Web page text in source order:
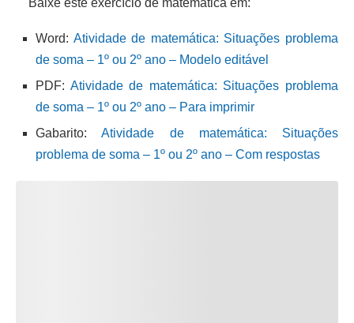
Word: Atividade de matemática: Situações problema
de soma – 1º ou 2º ano – Modelo editável
PDF: Atividade de matemática: Situações problema
de soma – 1º ou 2º ano – Para imprimir
Gabarito:Atividade de matemática: Situações
problema de soma – 1º ou 2º ano – Com respostas